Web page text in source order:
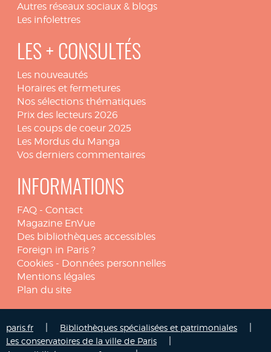
Autres réseaux sociaux & blogs
Les infolettres
LES + CONSULTÉS
Les nouveautés
Horaires et fermetures
Nos sélections thématiques
Prix des lecteurs 2026
Les coups de coeur 2025
Les Mordus du Manga
Vos derniers commentaires
INFORMATIONS
FAQ - Contact
Magazine EnVue
Des bibliothèques accessibles
Foreign in Paris ?
Cookies - Données personnelles
Mentions légales
Plan du site
paris.fr Bibliothèques spécialisées et patrimoniales
Les conservatoires de la ville de Paris